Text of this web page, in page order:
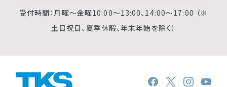
受付時間：月曜〜金曜10:00〜13:00、14:00〜17:00 （※
土日祝日、夏季休暇、年末年始を除く）